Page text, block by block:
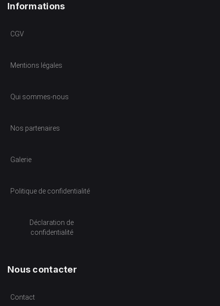
Informations
CGV
Mentions légales
Qui sommes-nous
Nos partenaires
Galerie
Politique de confidentialité
Déclaration de
confidentialité
Nous contacter
Contact